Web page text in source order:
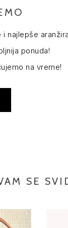
najlepše
ponuda!
na vreme!
SE